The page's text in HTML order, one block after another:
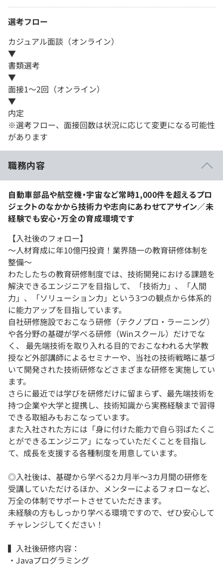
選考フロー
カジュアル面談（オンライン）
▼
書類選考
▼
面接1～2回（オンライン）
▼
内定
※選考フロー、面接回数は状況に応じて変更になる可能性
があります
職務内容
自動車部品や航空機・宇宙など常時1,000件を超えるプロ
ジェクトのなかから技術力や志向にあわせてアサイン／未
経験でも安心・万全の育成環境です
【入社後のフォロー】
〜人材育成に年10億円投資！業界随一の教育研修体制を
整備〜
わたしたちの教育研修制度では、技術開発における課題を
解決できるエンジニアを目指して、「技術力」、「人間
力」、「ソリューション力」という3つの観点から体系的
に能力アップを目指しています。
自社研修施設でおこなう研修（テクノプロ・ラーニング）
や各分野の基礎が学べる研修（Winスクール）だけでな
く、 最先端技術を取り入れる目的でおこなわれる大学教
授など外部講師によるセミナーや、当社の技術戦略に基づ
いて開発された技術研修などさまざまな研修を実施してい
ます。
さらに最近では学びを研修だけに留まらず、最先端技術を
持つ企業や大学と提携し、技術知識から実務経験まで習得
できる取組みもおこなっています。
また入社された方には「身に付けた能力で自ら羽ばたくこ
とができるエンジニア」になっていただくことを目指し
て、成長を支援する各種制度を用意しています。
◎入社後は、基礎から学べる2カ月半〜3カ月間の研修を
受講していただけるほか、メンターによるフォローなど、
万全の体制でサポートさせていただきます。
未経験の方もしっかり学べる環境ですので、ぜひ安心して
チャレンジしてください！
▍入社後研修内容：
・Javaプログラミング